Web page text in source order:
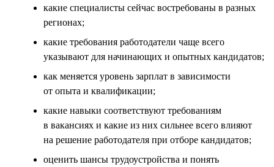
какие специалисты сейчас востребованы в разных
регионах;
какие требования работодатели чаще всего
указывают для начинающих и опытных кандидатов;
как меняется уровень зарплат в зависимости
от опыта и квалификации;
какие навыки соответствуют требованиям
в вакансиях и какие из них сильнее всего влияют
на решение работодателя при отборе кандидатов;
оценить шансы трудоустройства и понять